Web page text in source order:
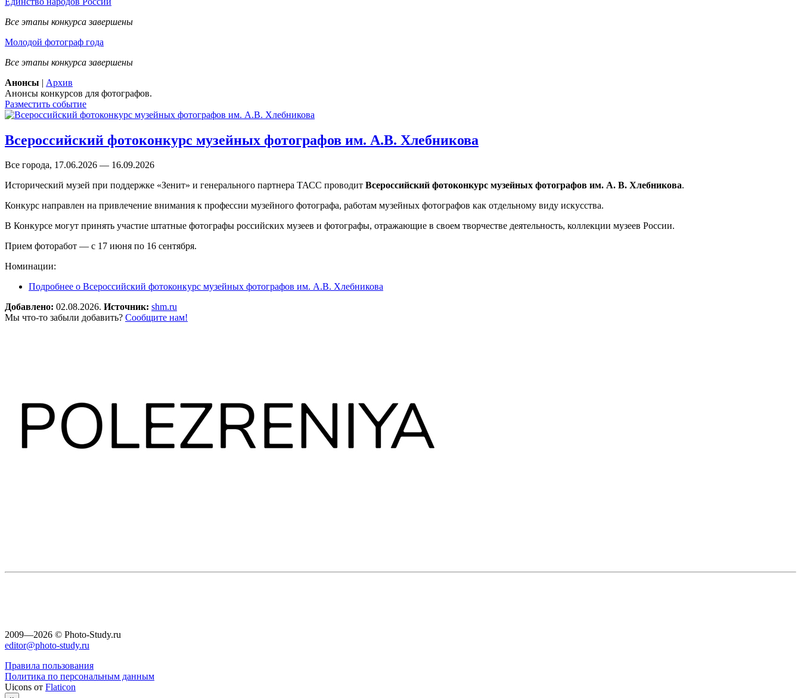
Все этапы конкурса завершены
Молодой фотограф года
Все этапы конкурса завершены
Анонсы | Архив
Анонсы конкурсов для фотографов.
Разместить событие
Всероссийский фотоконкурс музейных фотографов им. А.В. Хлебникова
Все города, 17.06.2026 — 16.09.2026
Исторический музей при поддержке «Зенит» и генерального партнера ТАСС проводит Всероссийский фотоконкурс музейных фотографов им. А. В. Хлебникова.
Конкурс направлен на привлечение внимания к профессии музейного фотографа, работам музейных фотографов как отдельному виду искусства.
В Конкурсе могут принять участие штатные фотографы российских музеев и фотографы, отражающие в своем творчестве деятельность, коллекции музеев России.
Прием фоторабот — с 17 июня по 16 сентября.
Номинации:
Подробнее о Всероссийский фотоконкурс музейных фотографов им. А.В. Хлебникова
Добавлено: 02.08.2026. Источник: shm.ru
Мы что-то забыли добавить? Сообщите нам!
2009—2026 © Photo-Study.ru
editor@photo-study.ru
Правила пользования
Политика по персональным данным
Uicons от Flaticon